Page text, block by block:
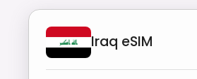
Iraq eSIM